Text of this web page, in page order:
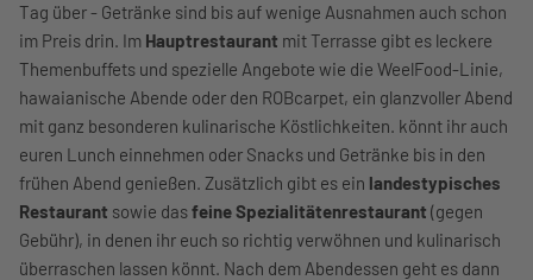
Tag über - Getränke sind bis auf wenige Ausnahmen auch schon
im Preis drin. Im Hauptrestaurant mit Terrasse gibt es leckere
Themenbuffets und spezielle Angebote wie die WeelFood-Linie,
hawaianische Abende oder den ROBcarpet, ein glanzvoller Abend
mit ganz besonderen kulinarische Köstlichkeiten. könnt ihr auch
euren Lunch einnehmen oder Snacks und Getränke bis in den
frühen Abend genießen. Zusätzlich gibt es ein landestypisches
Restaurant sowie dasfeine Spezialitätenrestaurant (gegen
Gebühr), in denen ihr euch so richtig verwöhnen und kulinarisch
überraschen lassen könnt. Nach dem Abendessen geht es dann